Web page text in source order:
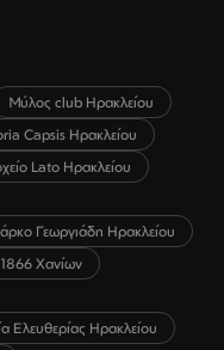
Μύλος club Ηρακλείου
Capsis Ηρακλείου
Lato Ηρακλείου
Γεωργιάδη Ηρακλείου
1866 Χανίων
Ελευθερίας Ηρακλείου